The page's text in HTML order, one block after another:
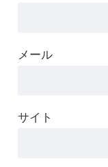
メール
サイト